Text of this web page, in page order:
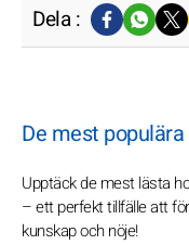
Dela :
De mest
Upptäck de mest lästa
– ett perfekt tillfälle att
kunskap och nöje!